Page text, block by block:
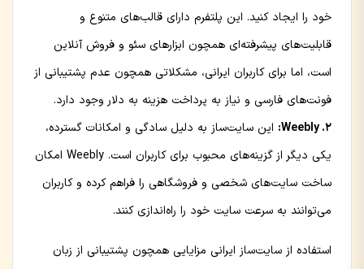
خود را ایجاد کنید. این پلتفرم دارای قالب‌های متنوع و
قابلیت‌های پیشرفته‌ای همچون ابزارهای سئو و فروش آنلاین
است، اما برای کاربران ایرانی، مشکلاتی همچون عدم پشتیبانی از
فونت‌های فارسی و نیاز به پرداخت هزینه به دلار وجود دارد.
2. Weebly:
این سایت‌ساز به دلیل سادگی و امکانات گسترده،
یکی دیگر از گزینه‌های محبوب برای کاربران است. Weebly امکان
ساخت سایت‌های شخصی و فروشگاهی را فراهم کرده و کاربران
می‌توانند به سرعت سایت خود را راه‌اندازی کنند.
استفاده از سایت‌ساز ایرانی مزایایی همچون پشتیبانی از زبان